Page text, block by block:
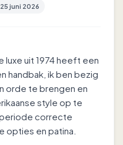
25 juni 2026
luxe uit 1974 heeft een
handbak, ik ben bezig
orde te brengen en
style op te
correcte
opties en patina.